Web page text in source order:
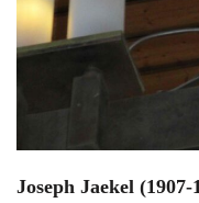
Joseph Jaekel